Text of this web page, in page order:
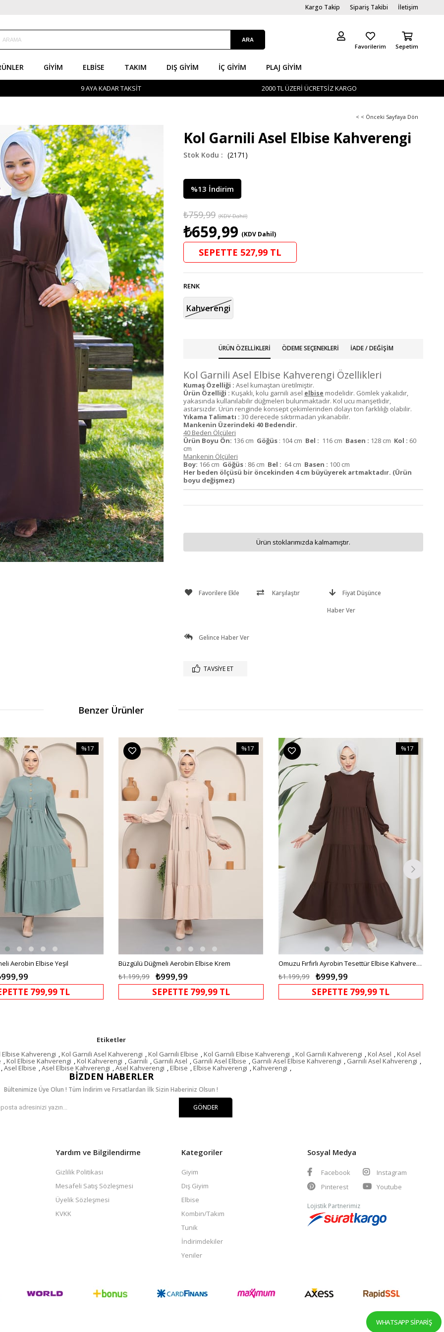
Kargo Takip Sipariş Takibi İletişim
Sepetim
Favorilerim
GIYIM ELBISE TAKIM DIŞ GIYIM İÇ GİYIM PLAJ GIYIM
9 AYA KADAR TAKSİT 2000 TL ÜZERİ ÜCRETSİZ KARGO
< < Önceki Sayfaya Dön
Kol Garnili Asel Elbise Kahverengi
(2171)
%13 İndirim
₺759,99 (KDV Dahil)
₺659,99 (KDV Dahil)
SEPETTE 527,99 TL
RENK
Kahverengi
ÜRÜN ÖZELLIKLERI ÖDEME SEÇENEKLERI İADE / DEĞIŞIM
Kol Garnili Asel Elbise Kahverengi Özellikleri
Kumaş Özelliği : Asel kumaştan üretilmiştir.
Ürün Özelliği : Kuşaklı, kolu garnili asel elbise modelidir. Gömlek yakalıdır,
yakasında kullanılabilir düğmeleri bulunmaktadır. Kol ucu manşetlidir,
astarsızdır. Ürün renginde konsept çekimlerinden dolayı ton farklılığı olabilir.
Yıkama Talimatı : 30 derecede sıktırmadan yıkanabilir.
Mankenin Üzerindeki 40 Bedendir.
40 Beden Ölçüleri
Ürün Boyu Ön: 136 cm Göğüs : 104 cm Bel : 116 cm Basen : 128 cm Kol : 60
cm
Mankenin Ölçüleri
Boy: 166 cm Göğüs : 86 cm Bel : 64 cm Basen : 100 cm
Her beden ölçüsü bir öncekinden 4 cm büyüyerek artmaktadır. (Ürün
boyu değişmez)
Ürün stoklarımızda kalmamıştır.
Favorilere Ekle Karşılaştır Fiyat Düşünce
Haber Ver
Gelince Haber Ver
TAVSIYE ET
Benzer Ürünler
Aerobin Elbise Yeşil
%17
İndirim
799,99 TL
Büzgülü Düğmeli Aerobin Elbise Krem
₺999,99
₺1.199,99
%17
İndirim
%17İndirim
SEPETTE 799,99 TL
Omuzu Fırfırlı Ayrobin Tesettür Elbise Kahverengi HM2062
₺999,99
₺1.199,99
%17
SEPETTE 799,99 TL
Etiketler
Kahverengi ,Kol Garnili Asel Kahverengi ,Kol Garnili Elbise ,Kol Garnili Elbise Kahverengi ,Kol Garnili Kahverengi ,Kol Asel ,Kol Asel
,Kol Elbise Kahverengi ,Kol Kahverengi , Garnili , Garnili Asel , Garnili Asel Elbise , Garnili Asel Elbise Kahverengi , Garnili Asel Kahverengi ,
,Asel Elbise ,Asel Elbise Kahverengi ,Asel Kahverengi ,Elbise ,Elbise Kahverengi ,Kahverengi ,
WHATSAPP SIPARIŞ
BIZDEN HABERLER
Bültenimize Üye Olun ! Tüm İndirim ve Fırsatlardan İlk Sizin Haberiniz Olsun !
GÖNDER
Yardım ve Bilgilendirme
Gizlilik Politikası
Mesafeli Satış Sözleşmesi
Üyelik Sözleşmesi
KVKK
Kategoriler
Giyim
Dış Giyim
Elbise
Kombin/Takım
Tunik
İndirimdekiler
Yeniler
Sosyal Medya
Facebook
Instagram
Pinterest
Youtube
Lojistik Partnerimiz